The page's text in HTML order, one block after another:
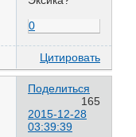
0
Цитировать
Поделиться
165
2015-12-28
03:39:39